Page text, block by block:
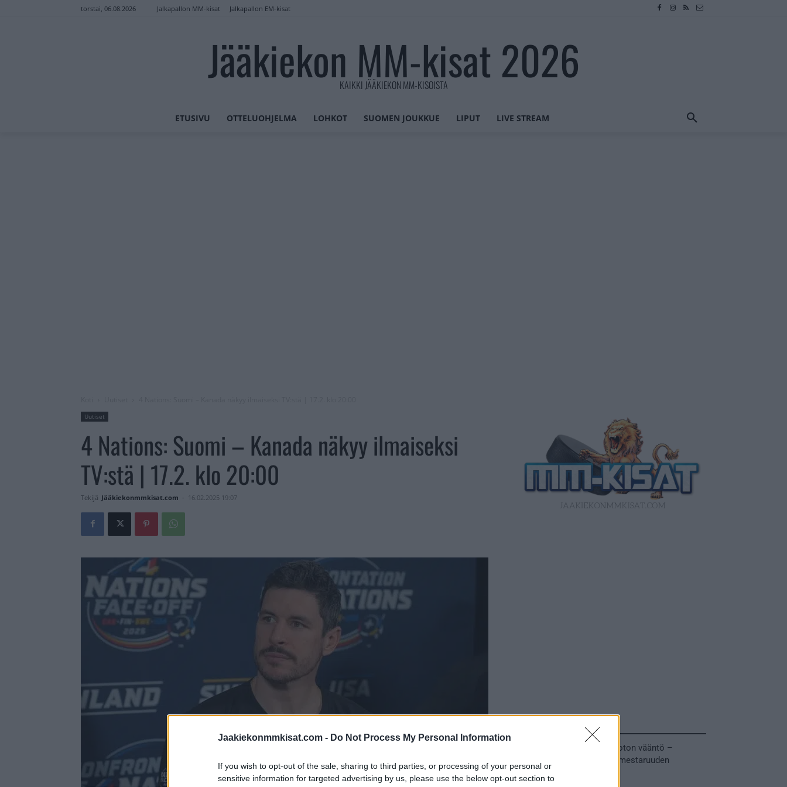
Jaakiekonmmkisat.com - Do Not Process My Personal Information
If you wish to opt-out of the sale, sharing to third parties, or processing of your personal or
sensitive information for targeted advertising by us, please use the below opt-out section to
torstai, 06.08.2026 Jalkapallon MM-kisat Jalkapallon EM-kisat
Jääkiekon MM-kisat 2026
KAIKKI JÄÄKIEKON MM-KISOISTA
ETUSIVU OTTELUOHJELMA LOHKOT SUOMEN JOUKKUE LIPUT LIVE STREAM
Uutiset
4 Nations: Suomi – Kanada näkyy ilmaiseksi
TV:stä | 17.2. klo 20:00
Tekijä Jääkiekonmmkisat.com - 16.02.2025 19:07
Tuoreimmat uutiset
MM-kullasta käytiin armoton vääntö –
Leijonat voitti maailmanmestaruuden